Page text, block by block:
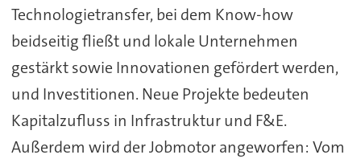
Technologietransfer, bei dem Know-how
beidseitig fließt und lokale Unternehmen
gestärkt sowie Innovationen gefördert werden,
und Investitionen. Neue Projekte bedeuten
Kapitalzufluss in Infrastruktur und F&E.
Außerdem wird der Jobmotor angeworfen: Vom